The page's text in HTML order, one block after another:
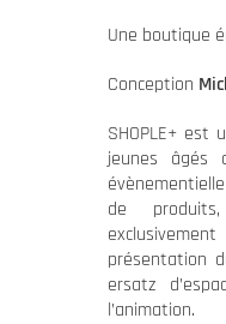
Une boutique
Conception
SHOPLE+ est
jeunes
de
présentation
ersatz
l’animation.